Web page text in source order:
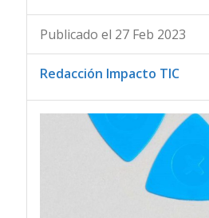
Publicado el 27 Feb 2023
Redacción Impacto TIC